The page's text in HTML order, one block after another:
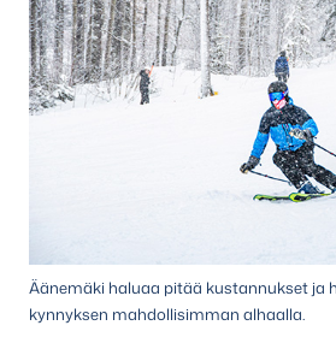
Äänemäki haluaa pitää kustannukset ja
kynnyksen mahdollisimman alhaalla.